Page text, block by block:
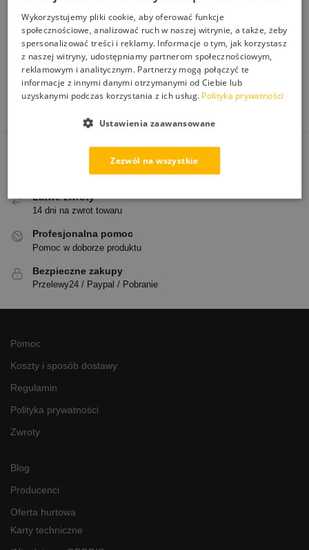
Darmowa dostawa
Od 250 zł paczkomatem
Łatwe zwroty
14 dni na zwrot towaru
Profesjonalna pomoc
Pomoc w doborze produktu
Bezpieczne zakupy
Przelewy24 / Paypal / Pobranie
Pomoc
Koszty i sposób dostawy
Regulamin
Polityka prywatności
Zwroty
Blog
Producenci
Oferta hurtowa
Karty techniczne
Wykorzystujemy pliki cookie, aby oferować funkcje
społecznościowe, analizować ruch w naszej witrynie, a także, żeby
spersonalizować treści i reklamy. Informacje o tym, jak korzystasz
z naszej witryny, udostępniamy partnerom społecznościowym,
reklamowym i analitycznym. Partnerzy mogą połączyć te
informacje z innymi danymi otrzymanymi od Ciebie lub
uzyskanymi podczas korzystania z ich usług. Polityka prywatności
Zezwól na wszystkie
Ustawienia zaawansowane